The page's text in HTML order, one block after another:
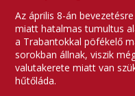
Az április 8-án
miatt hatalmas tumultus
a Trabantokkal pöfékelő
sorokban állnak, viszik
valutakerete miatt van
hűtőláda.